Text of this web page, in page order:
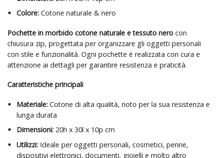
Colore:Cotone naturale & nero
Pochette in morbido cotone naturale e tessuto nero con
chiusura zip, progettata per organizzare gli oggetti personali
con stile e funzionalità. Ogni pochette è realizzata con cura e
attenzione ai dettagli per garantire resistenza e praticità.
Caratteristiche principali
Materiale:Cotone di alta qualità, noto per la sua resistenza e
lunga durata
Dimensioni:20h x 30l x 10p cm
Utilizzi:Ideale per oggetti personali, cosmetici, penne,
dispositivi elettronici, documenti, gioielli e molto altro